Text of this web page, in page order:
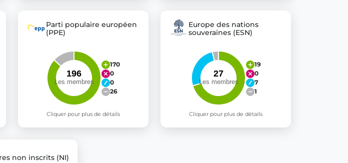
Parti populaire européen
(PPE)
170
0
0
26
Cliquer pour plus de détails
Europe des nations
souveraines (ESN)
19
0
7
1
Cliquer pour plus de détails
non inscrits (NI)